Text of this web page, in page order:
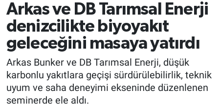
Arkas ve DB Tarımsal Enerji
denizcilikte biyoyakıt
geleceğini masaya yatırdı
Arkas Bunker ve DB Tarımsal Enerji, düşük
karbonlu yakıtlara geçişi sürdürülebilirlik, teknik
uyum ve saha deneyimi ekseninde düzenlenen
seminerde ele aldı.